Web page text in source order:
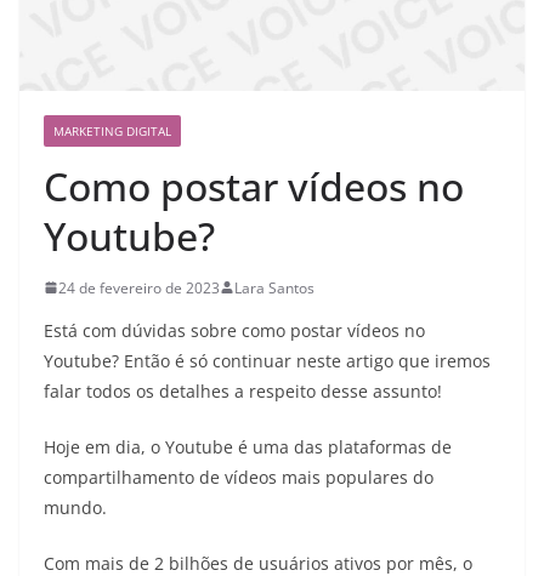
MARKETING DIGITAL
Como postar vídeos no
Youtube?
24 de fevereiro de 2023 Lara Santos
Está com dúvidas sobre como postar vídeos no
Youtube? Então é só continuar neste artigo que iremos
falar todos os detalhes a respeito desse assunto!
Hoje em dia, o Youtube é uma das plataformas de
compartilhamento de vídeos mais populares do
mundo.
Com mais de 2 bilhões de usuários ativos por mês, o